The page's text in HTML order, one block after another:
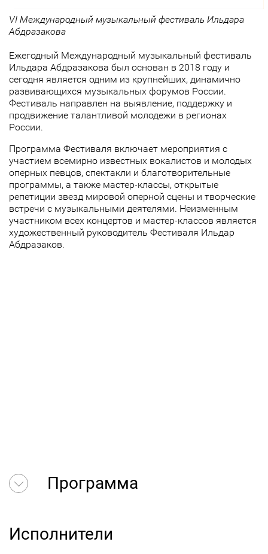
VI Международный музыкальный фестиваль Ильдара
Абдразакова
Ежегодный Международный музыкальный фестиваль
Ильдара Абдразакова был основан в 2018 году и
сегодня является одним из крупнейших, динамично
развивающихся музыкальных форумов России.
Фестиваль направлен на выявление, поддержку и
продвижение талантливой молодежи в регионах
России.
Программа Фестиваля включает мероприятия с
участием всемирно известных вокалистов и молодых
оперных певцов, спектакли и благотворительные
программы, а также мастер-классы, открытые
репетиции звезд мировой оперной сцены и творческие
встречи с музыкальными деятелями. Неизменным
участником всех концертов и мастер-классов является
художественный руководитель Фестиваля Ильдар
Абдразаков.
Программа
Исполнители